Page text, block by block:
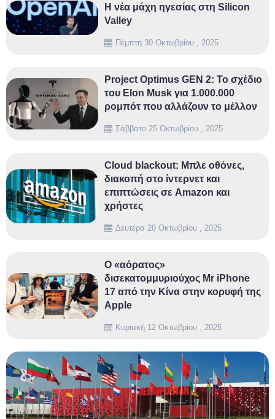
Πέμπτη 30 Οκτωβρίου , 2025
Η νέα μάχη ηγεσίας στη Silicon
Valley
Σάββατο 25 Οκτωβρίου , 2025
Project Optimus GEN 2: Το σχέδιο
του Elon Musk για 1.000.000
ρομπότ που αλλάζουν το μέλλον
Δευτέρα 20 Οκτωβρίου , 2025
Cloud blackout: Μπλε οθόνες,
διακοπή στο ίντερνετ και
επιπτώσεις σε Amazon και
χρήστες
Κυριακή 12 Οκτωβρίου , 2025
O «αόρατος»
δισεκατομμυριούχος Mr iPhone
17 από την Κίνα στην κορυφή της
Apple